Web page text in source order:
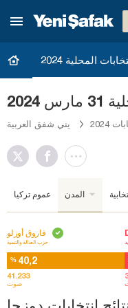
المحلية 2024
يني شفق العربية 2024
عموم تركيا المدن
فاروق أوزلو
حزب العدالة والتنمية
% 40,2
41.233
صوت